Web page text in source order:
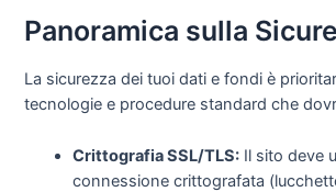
Panoramica sulla
La sicurezza dei tuoi dati e fondi è
tecnologie e procedure standard che
Crittografia SSL/TLS: Il sito deve
connessione crittografata